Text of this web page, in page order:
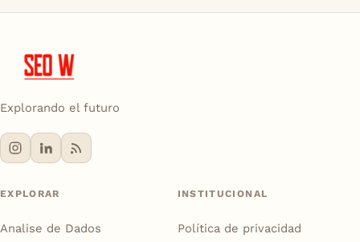
Explorando el futuro
EXPLORAR
Analise de Dados
INSTITUCIONAL
Política de privacidad